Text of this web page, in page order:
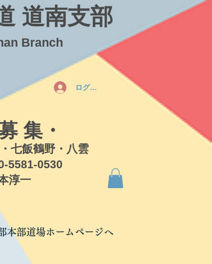
道南支部
Branch
ログイン
集・
飯鶴野・八雲
0530
一
本部道場ホームページへ